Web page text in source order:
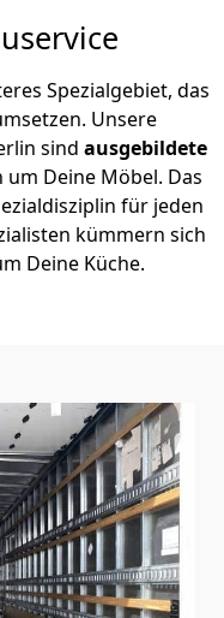
Spezialgebiet, das
Unsere
sind ausgebildete
Deine Möbel. Das
für jeden
kümmern sich
Deine Küche.